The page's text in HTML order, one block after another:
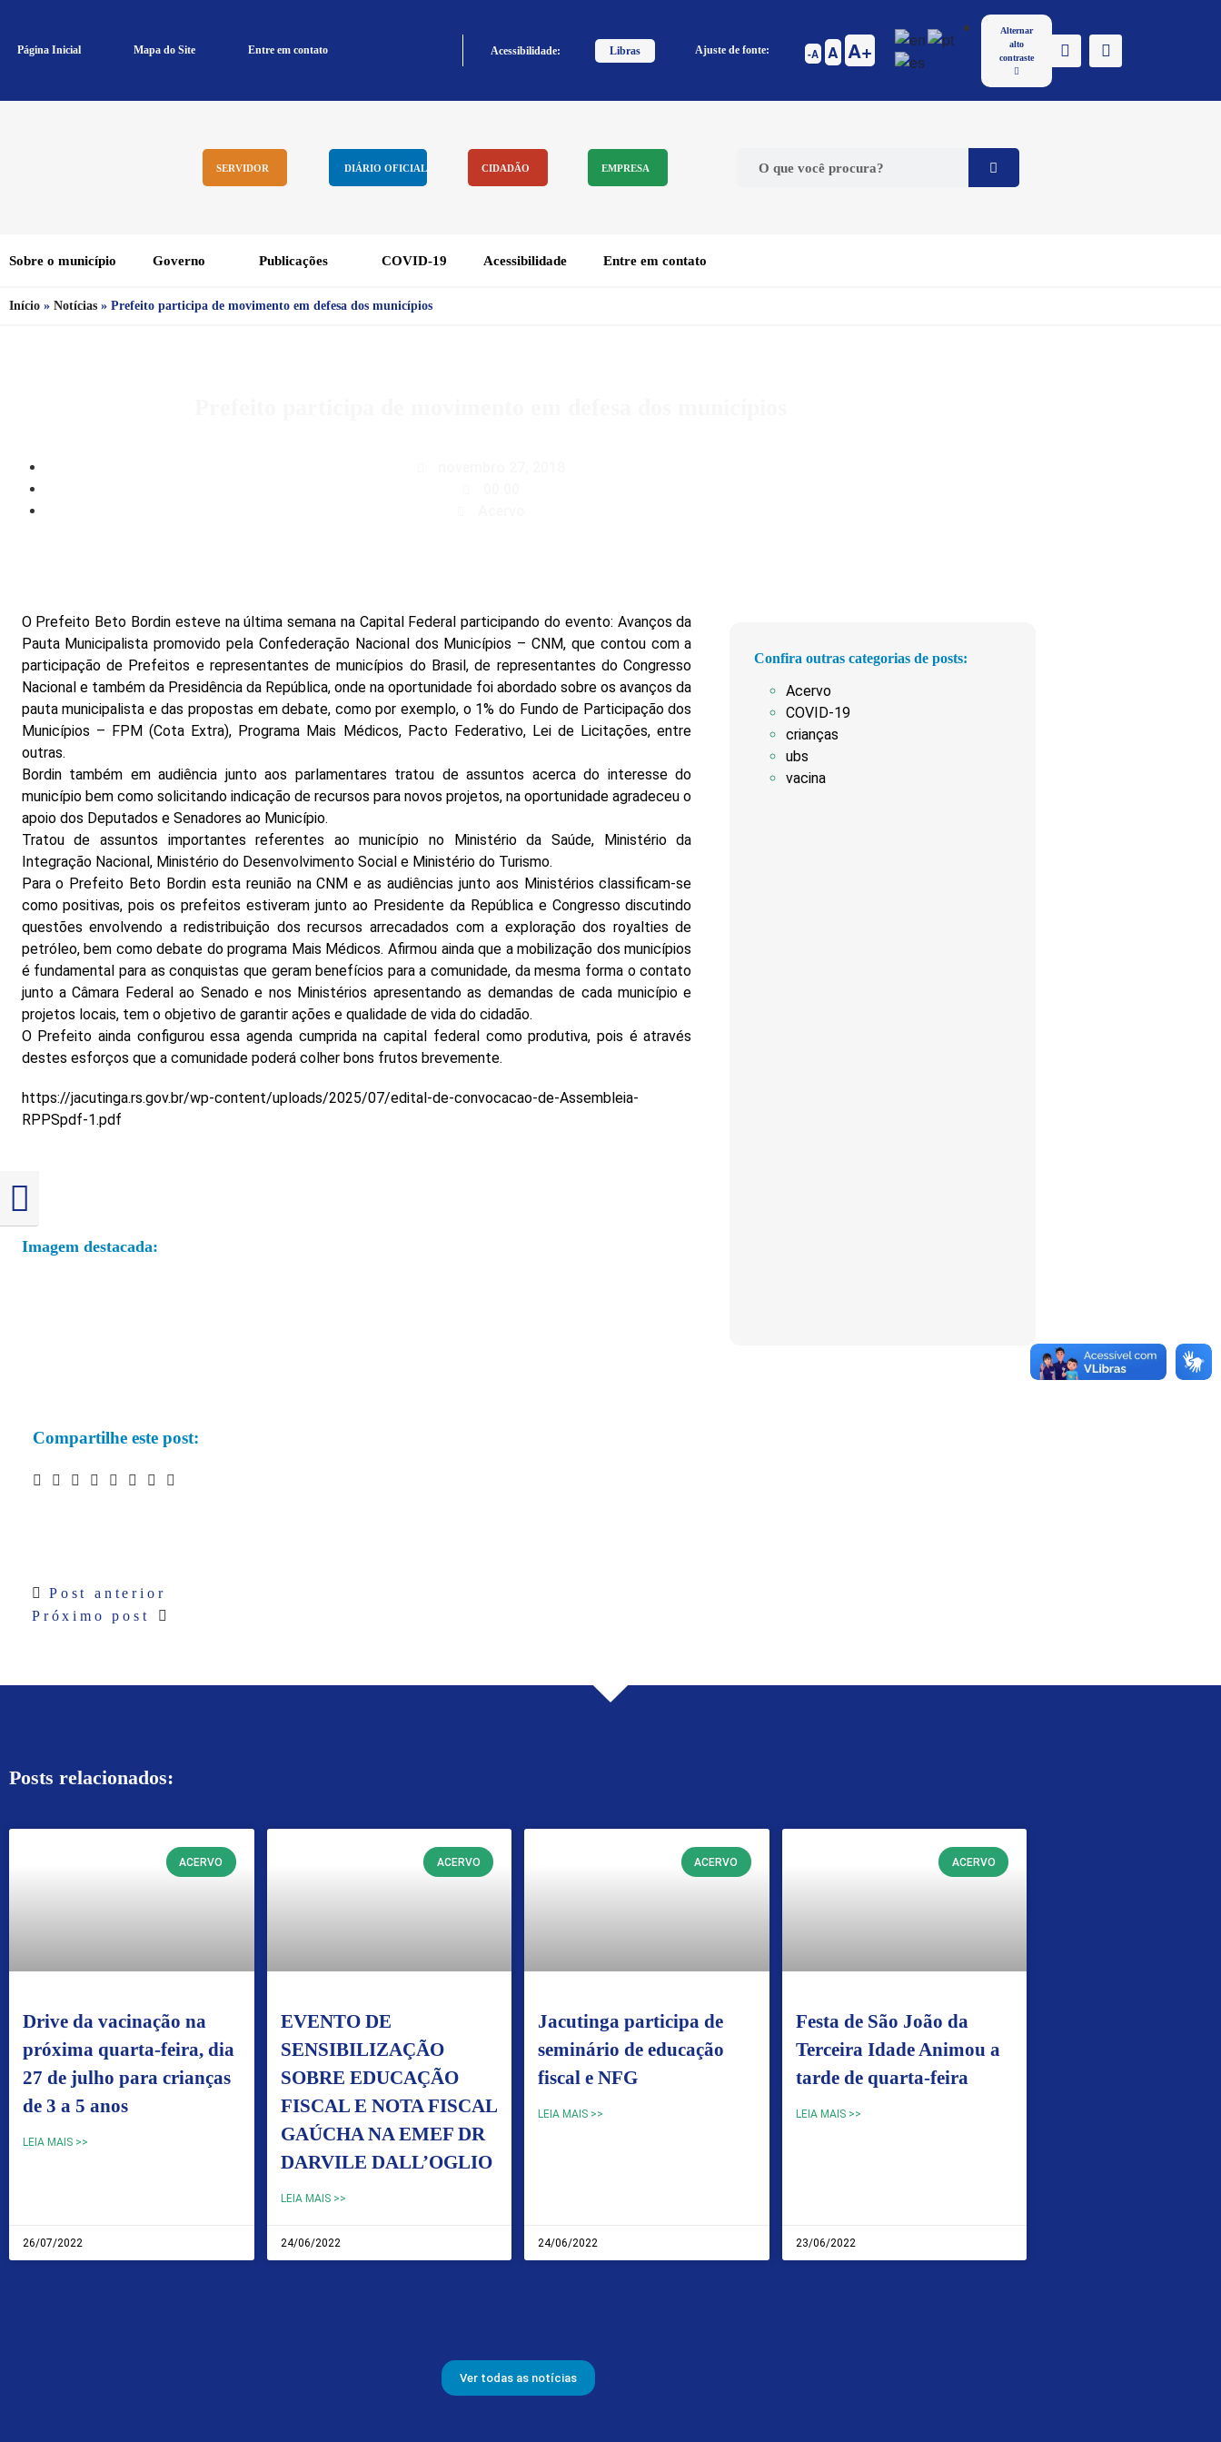
Página Inicial Mapa do Site Entre em contato Acessibilidade: Libras Ajuste de fonte: A A A
Alternar
alto
contraste
SERVIDOR DIÁRIO OFICIAL CIDADÃO EMPRESA
Sobre o município Governo Publicações COVID-19 Acessibilidade Entre em contato
Início » Notícias » Prefeito participa de movimento em defesa dos municípios
O Prefeito Beto Bordin esteve na última semana na Capital Federal participando do evento: Avanços da
Pauta Municipalista promovido pela Confederação Nacional dos Municípios – CNM, que contou com a
participação de Prefeitos e representantes de municípios do Brasil, de representantes do Congresso
Nacional e também da Presidência da República, onde na oportunidade foi abordado sobre os avanços da
pauta municipalista e das propostas em debate, como por exemplo, o 1% do Fundo de Participação dos
Municípios – FPM (Cota Extra), Programa Mais Médicos, Pacto Federativo, Lei de Licitações, entre
outras.
Bordin também em audiência junto aos parlamentares tratou de assuntos acerca do interesse do
município bem como solicitando indicação de recursos para novos projetos, na oportunidade agradeceu o
apoio dos Deputados e Senadores ao Município.
Tratou de assuntos importantes referentes ao município no Ministério da Saúde, Ministério da
Integração Nacional, Ministério do Desenvolvimento Social e Ministério do Turismo.
Para o Prefeito Beto Bordin esta reunião na CNM e as audiências junto aos Ministérios classificam-se
como positivas, pois os prefeitos estiveram junto ao Presidente da República e Congresso discutindo
questões envolvendo a redistribuição dos recursos arrecadados com a exploração dos royalties de
petróleo, bem como debate do programa Mais Médicos. Afirmou ainda que a mobilização dos municípios
é fundamental para as conquistas que geram benefícios para a comunidade, da mesma forma o contato
junto a Câmara Federal ao Senado e nos Ministérios apresentando as demandas de cada município e
projetos locais, tem o objetivo de garantir ações e qualidade de vida do cidadão.
O Prefeito ainda configurou essa agenda cumprida na capital federal como produtiva, pois é através
destes esforços que a comunidade poderá colher bons frutos brevemente.
https://jacutinga.rs.gov.br/wp-content/uploads/2025/07/edital-de-convocacao-de-Assembleia-
RPPSpdf-1.pdf
Imagem destacada:
Confira outras categorias de posts:
Acervo
COVID-19
crianças
ubs
vacina
Compartilhe este post:
Post anterior
Próximo post
Posts relacionados:
ACERVO
Drive da vacinação na
próxima quarta-feira, dia
27 de julho para crianças
de 3 a 5 anos
LEIA MAIS >>
26/07/2022
ACERVO
EVENTO DE
SENSIBILIZAÇÃO
SOBRE EDUCAÇÃO
FISCAL E NOTA FISCAL
GAÚCHA NA EMEF DR
DARVILE DALL’OGLIO
LEIA MAIS >>
24/06/2022
ACERVO
Jacutinga participa de
seminário de educação
fiscal e NFG
LEIA MAIS >>
24/06/2022
ACERVO
Festa de São João da
Terceira Idade Animou a
tarde de quarta-feira
LEIA MAIS >>
23/06/2022
Ver todas as notícias